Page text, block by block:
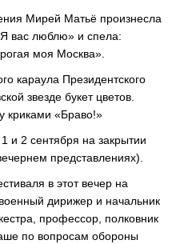
Мирей Матьё произнесла
вас люблю» и спела:
моя Москва».
караула Президентского
звезде букет цветов.
криками «Браво!»
и 2 сентября на закрытии
представлениях).
в этот вечер на
дирижер и начальник
профессор, полковник
по вопросам обороны